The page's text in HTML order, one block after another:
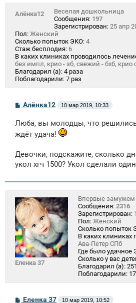
Алёнка12
Веселая дошкольница
Сообщения: 197
Зарегистрирован: 25 апр
Пол: Женский
Сколько попыток ЭКО: 4
Стаж бесплодия: 6
В каких клиниках проводилось
без импл, крио - зб, свежий - бхб, крио
Благодарил (а): 4 раза
Поблагодарили: 7 раз
С
о
б
щ
е
и
Алёнка12 10 мар 2019, 10:33
Люба, вы молодцы, что
ждёт удача!
Девочки, подскажите, сколько
укол хгч 1500? Укол сделали
Еленка 37
Впервые замужем
Сообщения: 2316
Зарегистрирован:
Пол: Женский
Сколько попыток
В каких клиниках
Ава-Петер СПб
Где было удачное
Сколько у вас
Благодарил (а):
Поблагодарили:
СЕленка 37 10 мар 2019, 10:52